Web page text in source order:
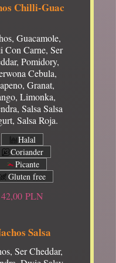
Chilli-Guac
Guacamole,
Con Carne, Ser
Pomidory,
Cebula,
Granat,
Limonka,
Salsa Salsa
Salsa Roja.
42,00 PLN
Halal
Coriander
Picante
Gluten free
Salsa
Ser Cheddar,